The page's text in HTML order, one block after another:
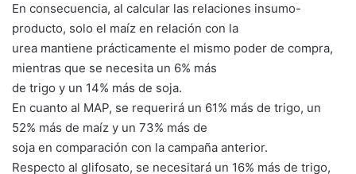
En consecuencia, al calcular las relaciones insumo-
producto, solo el maíz en relación con la
urea mantiene prácticamente el mismo poder de compra,
mientras que se necesita un 6% más
de trigo y un 14% más de soja.
En cuanto al MAP, se requerirá un 61% más de trigo, un
52% más de maíz y un 73% más de
soja en comparación con la campaña anterior.
Respecto al glifosato, se necesitará un 16% más de trigo,